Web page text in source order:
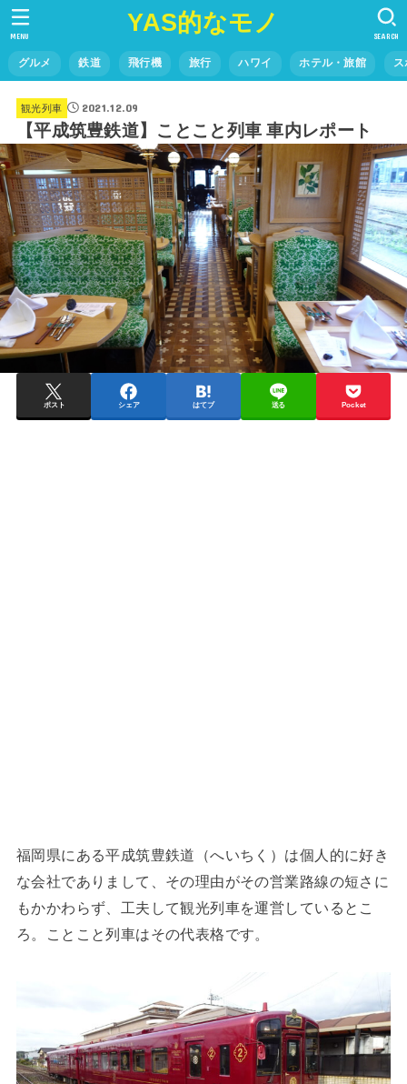
YAS的なモノ
グルメ 鉄道 飛行機 旅行 ハワイ ホテル・旅館
SEARCH
MENU
観光列車 2021.12.09
【平成筑豊鉄道】ことこと列車 車内レポート
ポスト シェア はてブ 送る Pocket
福岡県にある平成筑豊鉄道（へいちく）は個人的に好き
な会社でありまして、その理由がその営業路線の短さに
もかかわらず、工夫して観光列車を運営しているとこ
ろ。ことこと列車はその代表格です。